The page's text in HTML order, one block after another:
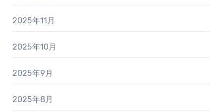
2025年11月
2025年10月
2025年9月
2025年8月